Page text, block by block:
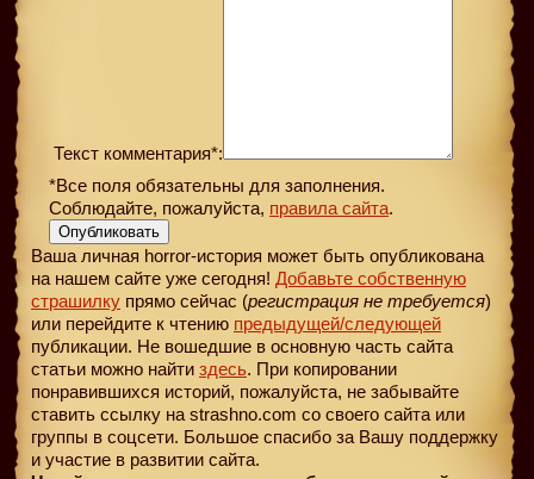
Текст комментария*:
*Все поля обязательны для заполнения.
Соблюдайте, пожалуйста, правила сайта.
Опубликовать
Ваша личная horror-история может быть опубликована
на нашем сайте уже сегодня! Добавьте собственную
страшилку прямо сейчас (регистрация не требуется)
или перейдите к чтению предыдущей/следующей
публикации. Не вошедшие в основную часть сайта
статьи можно найти здесь. При копировании
понравившихся историй, пожалуйста, не забывайте
ставить ссылку на strashno.com со своего сайта или
группы в соцсети. Большое спасибо за Вашу поддержку
и участие в развитии сайта.